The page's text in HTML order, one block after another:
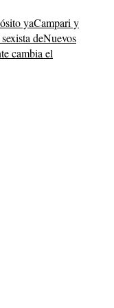
yaCampari y
deNuevos
cambia el